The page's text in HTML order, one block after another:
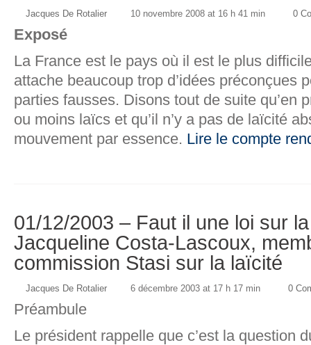
Jacques De Rotalier 10 novembre 2008 at 16 h 41 min 0
Exposé
La France est le pays où il est le plus
attache beaucoup trop d’idées préconçues
parties fausses. Disons tout de suite qu’en
ou moins laïcs et qu’il n’y a pas de laïcité
mouvement par essence. Lire le compte
01/12/2003 – Faut il une loi sur
Jacqueline Costa-Lascoux,
commission Stasi sur la laïcité
Jacques De Rotalier 6 décembre 2003 at 17 h 17 min 0
Préambule
Le président rappelle que c’est la question